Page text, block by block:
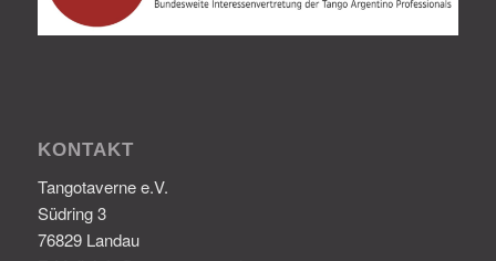
KONTAKT
Tangotaverne e.V.
Südring 3
76829 Landau